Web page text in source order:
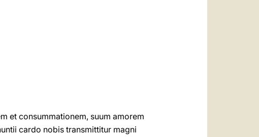
et consummationem, suum amorem
cardo nobis transmittitur magni